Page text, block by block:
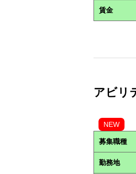
賃金
アビリ
NEW
募集職種
勤務地